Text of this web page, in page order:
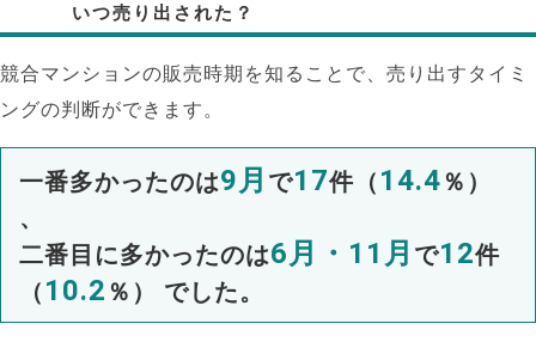
いつ売り出された？
競合マンションの販売時期を知ることで、売り出すタイミ
ングの判断ができます。
一番多かったのは9月 で17件（ 14.4 ％）
、
二番目に多かったのは6月・11月 で12件
（ 10.2 ％） でした。